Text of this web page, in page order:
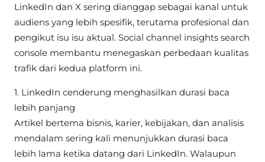
LinkedIn dan X sering dianggap sebagai kanal untuk
audiens yang lebih spesifik, terutama profesional dan
pengikut isu isu aktual. Social channel insights search
console membantu menegaskan perbedaan kualitas
trafik dari kedua platform ini.
1. LinkedIn cenderung menghasilkan durasi baca
lebih panjang
Artikel bertema bisnis, karier, kebijakan, dan analisis
mendalam sering kali menunjukkan durasi baca
lebih lama ketika datang dari LinkedIn. Walaupun